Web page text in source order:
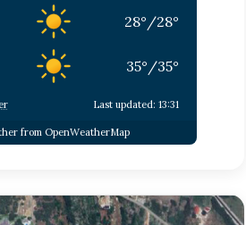
28° /28°
35° /35°
Last updated: 13:31
from OpenWeatherMap